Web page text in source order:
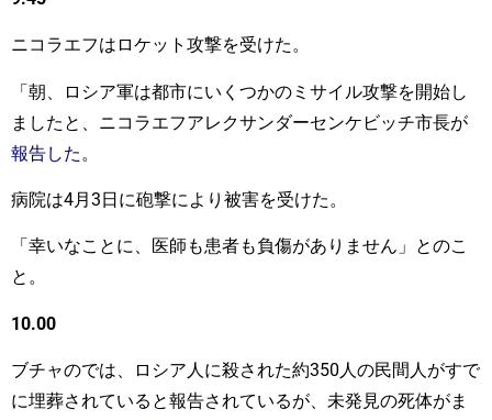
ニコラエフはロケット攻撃を受けた。
「朝、ロシア軍は都市にいくつかのミサイル攻撃を開始し
ましたと、ニコラエフアレクサンダーセンケビッチ市長が
報告した 。
病院は4月3日に砲撃により被害を受けた。
「幸いなことに、医師も患者も負傷がありません」とのこ
と。
10.00
ブチャのでは、ロシア人に殺された約350人の民間人がすで
に埋葬されていると報告されているが、未発見の死体がま